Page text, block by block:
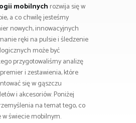
mobilnych rozwija się w
a co chwilę jesteśmy
nowych, innowacyjnych
ręki na pulsie i śledzenie
może być
przygotowaliśmy analizę
i zestawienia, które
się w gąszczu
i akcesoriów. Poniżej
na temat tego, co
świecie mobilnym.